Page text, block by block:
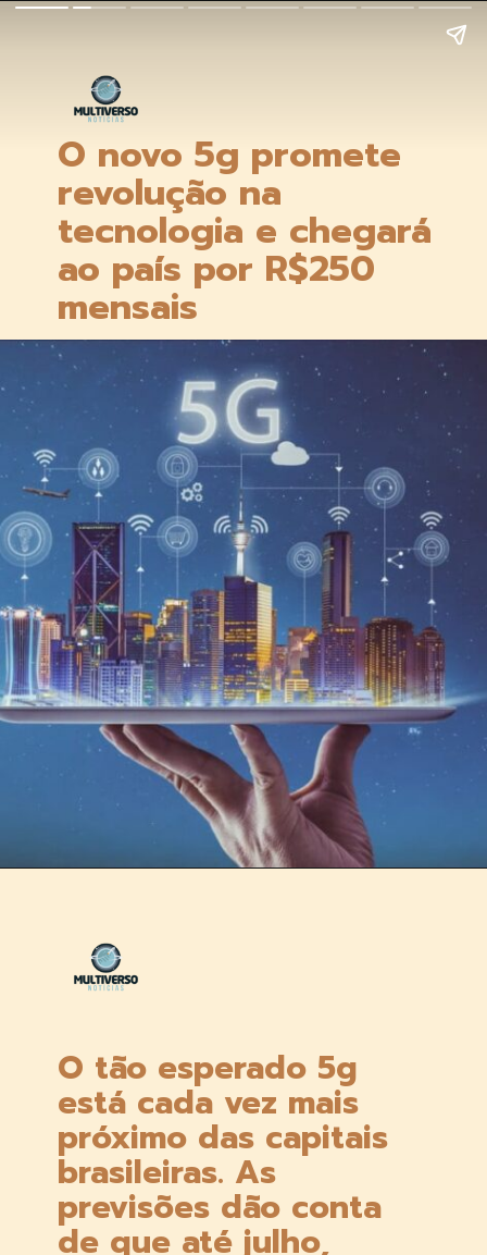
O novo 5g promete
revolução na
tecnologia e chegará
ao país por R$250
mensais
O tão esperado 5g
está cada vez mais
próximo das capitais
brasileiras. As
previsões dão conta
de que até julho,